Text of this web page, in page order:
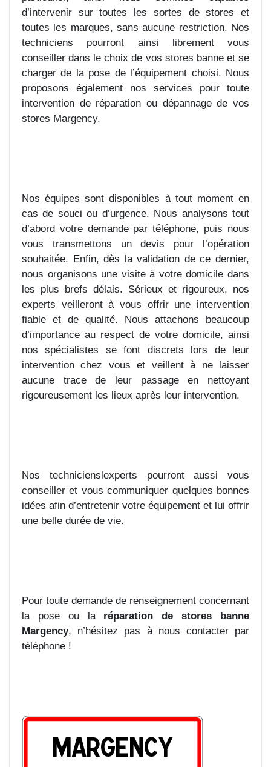
d’intervenir sur toutes les sortes de stores et
toutes les marques, sans aucune restriction. Nos
techniciens pourront ainsi librement vous
conseiller dans le choix de vos stores banne et se
charger de la pose de l’équipement choisi. Nous
proposons également nos services pour toute
intervention de réparation ou dépannage de vos
stores Margency.
Nos équipes sont disponibles à tout moment en
cas de souci ou d’urgence. Nous analysons tout
d’abord votre demande par téléphone, puis nous
vous transmettons un devis pour l’opération
souhaitée. Enfin, dès la validation de ce dernier,
nous organisons une visite à votre domicile dans
les plus brefs délais. Sérieux et rigoureux, nos
experts veilleront à vous offrir une intervention
fiable et de qualité. Nous attachons beaucoup
d’importance au respect de votre domicile, ainsi
nos spécialistes se font discrets lors de leur
intervention chez vous et veillent à ne laisser
aucune trace de leur passage en nettoyant
rigoureusement les lieux après leur intervention.
Nos technicienslexperts pourront aussi vous
conseiller et vous communiquer quelques bonnes
idées afin d’entretenir votre équipement et lui offrir
une belle durée de vie.
Pour toute demande de renseignement concernant
la pose ou la réparation de stores banne
Margency, n’hésitez pas à nous contacter par
téléphone !